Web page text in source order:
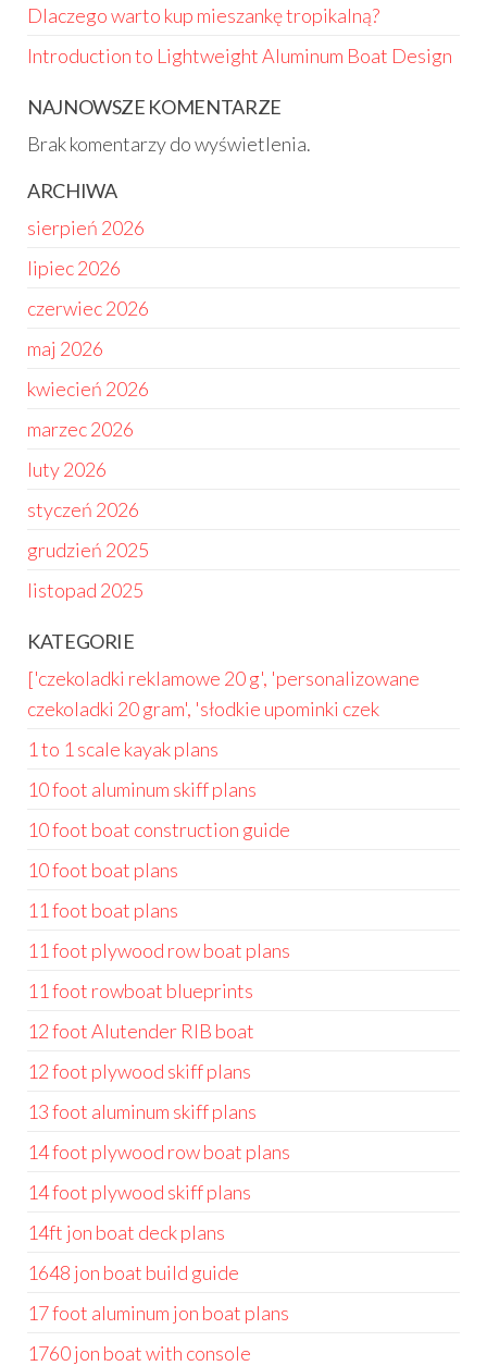
Dlaczego warto kup mieszankę tropikalną?
Introduction to Lightweight Aluminum Boat Design
NAJNOWSZE KOMENTARZE
Brak komentarzy do wyświetlenia.
ARCHIWA
sierpień 2026
lipiec 2026
czerwiec 2026
maj 2026
kwiecień 2026
marzec 2026
luty 2026
styczeń 2026
grudzień 2025
listopad 2025
KATEGORIE
['czekoladki reklamowe 20 g', 'personalizowane
czekoladki 20 gram', 'słodkie upominki czek
1 to 1 scale kayak plans
10 foot aluminum skiff plans
10 foot boat construction guide
10 foot boat plans
11 foot boat plans
11 foot plywood row boat plans
11 foot rowboat blueprints
12 foot Alutender RIB boat
12 foot plywood skiff plans
13 foot aluminum skiff plans
14 foot plywood row boat plans
14 foot plywood skiff plans
14ft jon boat deck plans
1648 jon boat build guide
17 foot aluminum jon boat plans
1760 jon boat with console